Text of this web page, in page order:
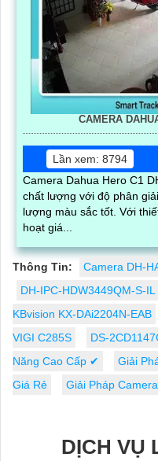
CAMERA
Lần xem: 8794
Camera Dahua Hero C1
chất lượng với độ phân
lượng màu sắc tốt. Với thiết kế nhỏ gọn, dễ lắp đặt và linh
hoạt giá...
Thông Tin:
Camera DH-
DH-IPC-HDW3449QM-S-
KBvision KX-DAi2204N-EAB
VIGI C285S
DS-
Năng Cao Cấp ✔
Giải
Giá Rẻ
Giải Pháp
DỊCH VỤ